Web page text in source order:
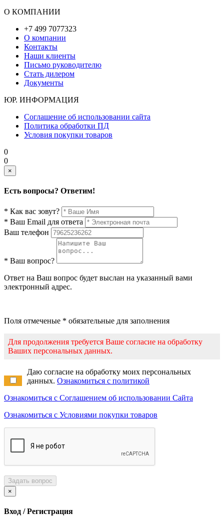
О КОМПАНИИ
+7 499 7077323
О компании
Контакты
Наши клиенты
Письмо руководителю
Стать дилером
Документы
ЮР. ИНФОРМАЦИЯ
Соглашение об использовании сайта
Политика обработки ПД
Условия покупки товаров
0
0
×
Есть вопросы? Ответим!
* Как вас зовут?
* Ваш Email для ответа
Ваш телефон
* Ваш вопрос?
Ответ на Ваш вопрос будет выслан на указанный вами
электронный адрес.
Поля отмеченые * обязательные для заполнения
Для продолжения требуется Ваше согласие на обработку
Ваших персональных данных.
Даю согласие на обработку моих персональных
данных. Ознакомиться с политикой
Ознакомиться с Соглашением об использовании Сайта
Ознакомиться с Условиями покупки товаров
Задать вопрос
×
Вход / Регистрация